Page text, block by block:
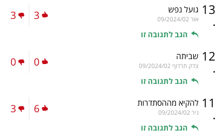
13
.
גועל נפש
אור 09/2024/02
הגב לתגובה זו
3
3
12
.
שביתה
צדק תרדוף 09/2024/02
הגב לתגובה זו
0
0
11
.
להקיא מההסתדרות
ניר 09/2024/02
הגב לתגובה זו
6
3